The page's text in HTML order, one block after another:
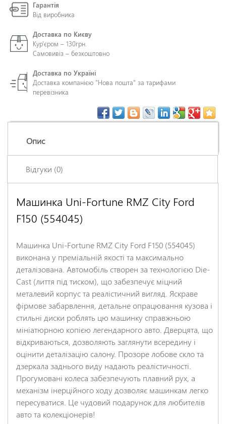
Гарантія
Від виробника
Доставка по Києву
Кур'єром – 130грн.
Самовивіз – безкоштовно
Доставка по Україні
Доставка компанією "Нова пошта" за тарифами
перевізника
Опис
Відгуки (0)
Машинка Uni-Fortune RMZ City Ford
F150 (554045)
Машинка Uni-Fortune RMZ City Ford F150 (554045)
виконана у преміальній якості та максимально
деталізована. Автомобіль створен за технологією Die-
Cast (лиття під тиском), що забезпечує міцний
металевий корпус та реалістичний вигляд. Яскраве
фірмове забарвлення, детальне опрацювання кузова і
стильні диски роблять цю машинку справжньою
мініатюрною копією легендарного авто. Дверцята, що
відкриваються, дозволяють заглянути всередину і
оцінити деталізацію салону. Прозоре лобове скло та
дзеркала заднього виду надають реалістичності.
Прогумовані колеса забезпечують плавний рух, а
механізм інерційного ходу дозволяє машинкам легко
пересуватися. Це чудовий подарунок для любителів
авто та колекціонерів!
Залишіть відгук про цей товар першими
*
Ім'я
*
Заголовок відгуку
*
Відгук
НАДІСЛАТИ ВІДГУК